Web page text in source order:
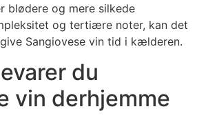
blødere og mere silkede
og tertiære noter, kan det
Sangiovese vin tid i kælderen.
du
vin derhjemme